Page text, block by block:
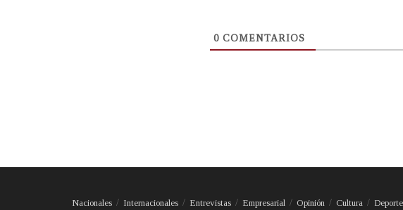
0 COMENTARIOS
Nacionales Internacionales Entrevistas Empresarial Opinión Cultura